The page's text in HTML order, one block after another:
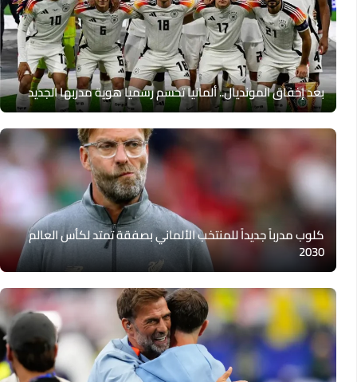
بعد إخفاق المونديال.. ألمانيا تحسم رسميا هوية مدربها الجديد
كلوب مدرباً جديداً للمنتخب الألماني بصفقة تمتد لكأس العالم
2030